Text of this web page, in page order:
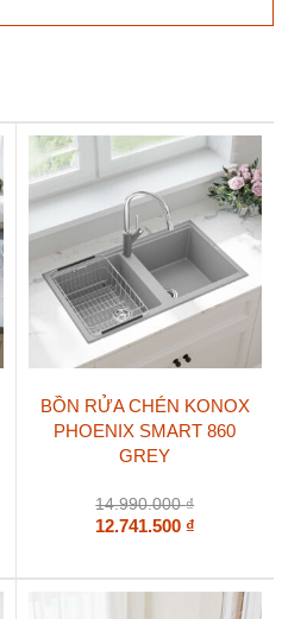
BỒN RỬA CHÉN KONOX
PHOENIX SMART 860
GREY
14.990.000₫
12.741.500 ₫